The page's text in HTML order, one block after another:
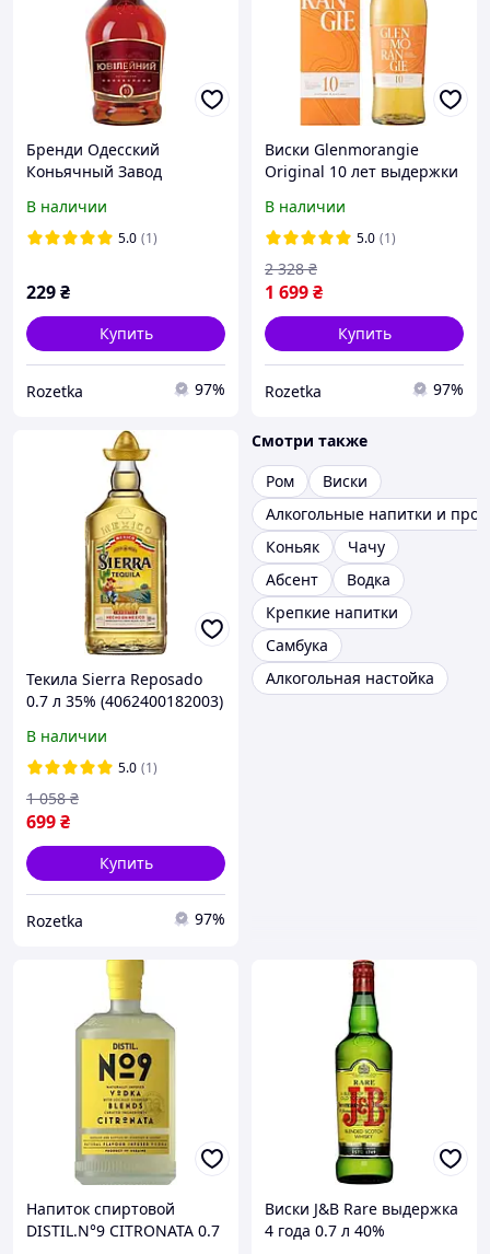
Бренди Одесский
Коньячный Завод
выдержки 0.5 л 40%
(4820256587744)
В наличии
5.0 (1)
229₴
Купить
Rozetka 97%
Виски Glenmorangie
Original 10 лет выдержки
упаковке (5010494560183)
В наличии
5.0 (1)
1 699₴
2 328 ₴
Купить
Rozetka 97%
Текила Sierra Reposado
0.7 л 35% (4062400182003)
В наличии
5.0 (1)
699₴
1 058 ₴
Купить
Rozetka 97%
Смотри также
Ром
Виски
Алкогольные напитки и
Коньяк
Чачу
Абсент
Водка
Крепкие напитки
Самбука
Алкогольная настойка
Напиток спиртовой
DISTIL.N°9 CITRONATA 0.7
Виски J&B Rare выдержка
4 года 0.7 л 40%